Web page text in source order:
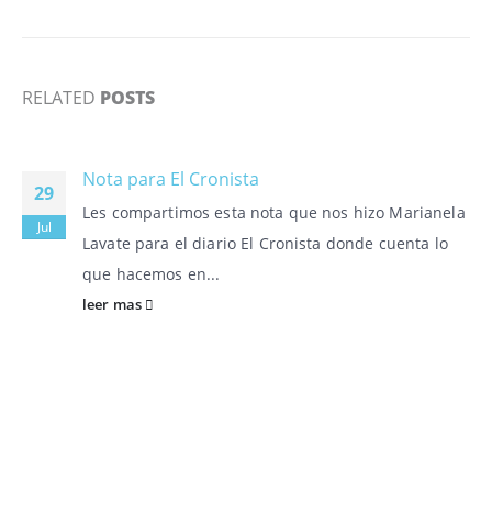
RELATED POSTS
29
Jul
Nota para El Cronista
Les compartimos esta nota que nos hizo Marianela
Lavate para el diario El Cronista donde cuenta lo
que hacemos en...
leer mas